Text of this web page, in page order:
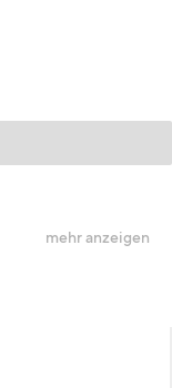
mehr anzeigen